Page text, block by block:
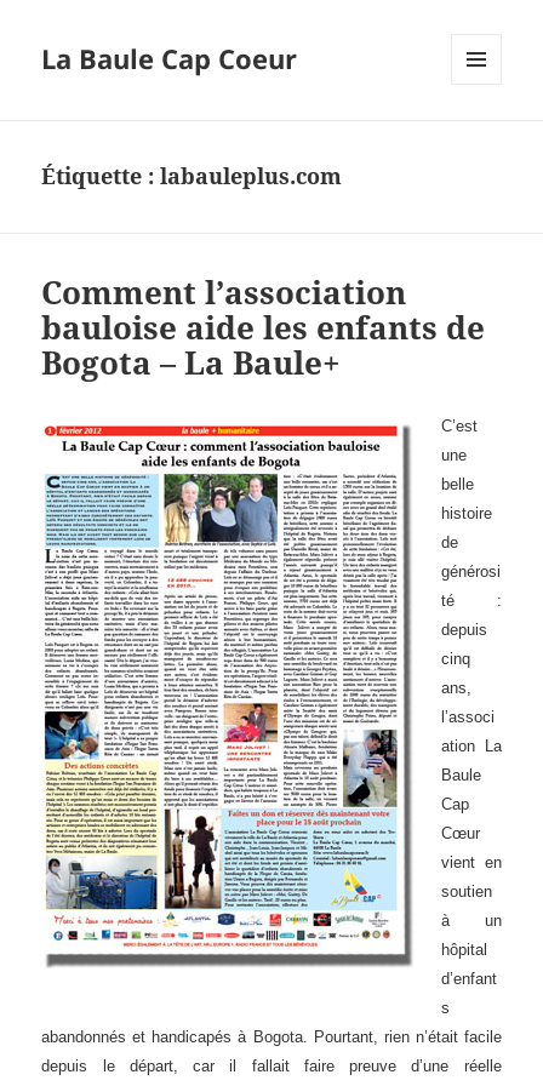
La Baule Cap Coeur
Étiquette :labauleplus.com
Comment l’association
bauloise aide les enfants de
Bogota – La Baule+
C’est
une
belle
histoire
de
générosi
té :
depuis
cinq
ans,
l’associ
ation La
Baule
Cap
Cœur
vient en
soutien
à un
hôpital
d’enfant
s
abandonnés et handicapés à Bogota. Pourtant, rien n’était facile
depuis le départ, car il fallait faire preuve d’une réelle